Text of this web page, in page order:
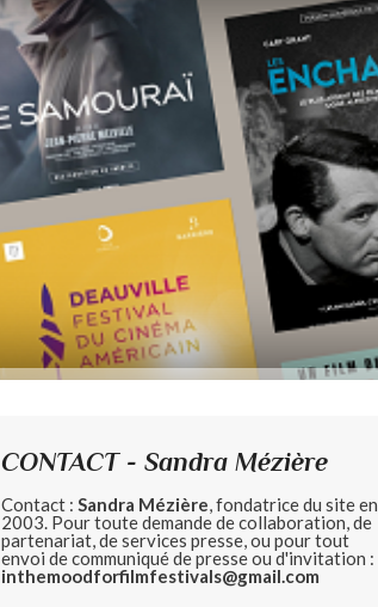
CONTACT - Sandra Mézière
Contact : Sandra Mézière, fondatrice du site en
2003. Pour toute demande de collaboration, de
partenariat, de services presse, ou pour tout
envoi de communiqué de presse ou d'invitation :
inthemoodforfilmfestivals@gmail.com